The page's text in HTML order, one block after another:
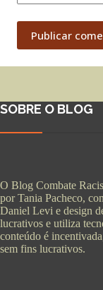
Publicar
SOBRE O BLOG
O Blog Combate
por Tania Pacheco,
Daniel Levi e design
lucrativos e utiliza
conteúdo é
sem fins lucrativos.